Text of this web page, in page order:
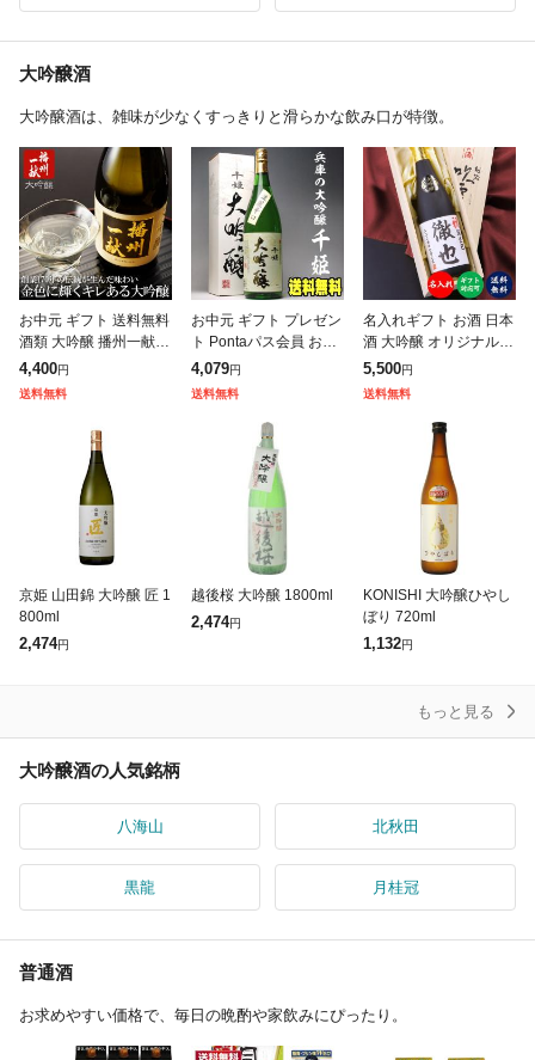
大吟醸酒
大吟醸酒は、雑味が少なくすっきりと滑らかな飲み口が特徴。
お中元 ギフト 送料無料
酒類 大吟醸 播州一献
清酒 日本酒 アルコール
お返し
4,400円
送料無料
お中元 ギフト プレゼン
ト Pontaパス会員 お酒
日本酒 名城 千姫 大吟
醸 化粧箱入り一升瓶 18
4,079円
送料無料
名入れギフト お酒 日本
酒 大吟醸 オリジナルラ
ベル 720ml 桐箱入 辛口
新潟 高野酒造 送料無料
5,500円
送料無料
京姫 山田錦 大吟醸 匠 1
800ml
2,474円
越後桜 大吟醸 1800ml
2,474円
KONISHI 大吟醸ひやし
ぼり 720ml
1,132円
もっと見る
大吟醸酒の人気銘柄
八海山 北秋田
黒龍 月桂冠
普通酒
お求めやすい価格で、毎日の晩酌や家飲みにぴったり。